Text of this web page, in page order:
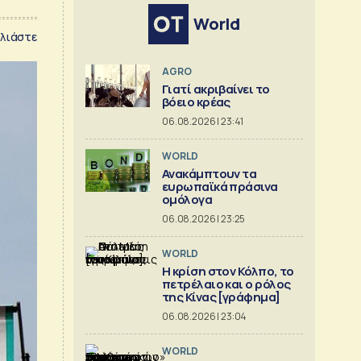
World
AGRO
Γιατί ακριβαίνει το
βόειο κρέας
06.08.2026 | 23:41
WORLD
Ανακάμπτουν τα
ευρωπαϊκά πράσινα
ομόλογα
06.08.2026 | 23:25
WORLD
Η κρίση στoν Κόλπο, το
πετρέλαιο και ο ρόλος
της Κίνας [γράφημα]
06.08.2026 | 23:04
WORLD